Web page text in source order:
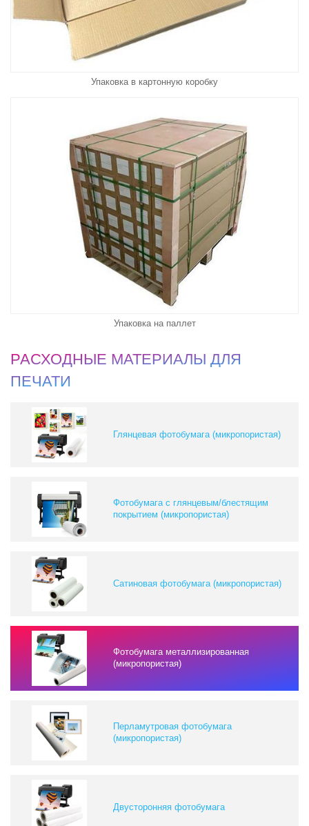
Упаковка в картонную коробку
Упаковка на паллет
РАСХОДНЫЕ МАТЕРИАЛЫ ДЛЯ
ПЕЧАТИ
Глянцевая фотобумага (микропористая)
Фотобумага с глянцевым/блестящим
покрытием (микропористая)
Сатиновая фотобумага (микропористая)
Фотобумага металлизированная
(микропористая)
Перламутровая фотобумага
(микропористая)
Двусторонняя фотобумага